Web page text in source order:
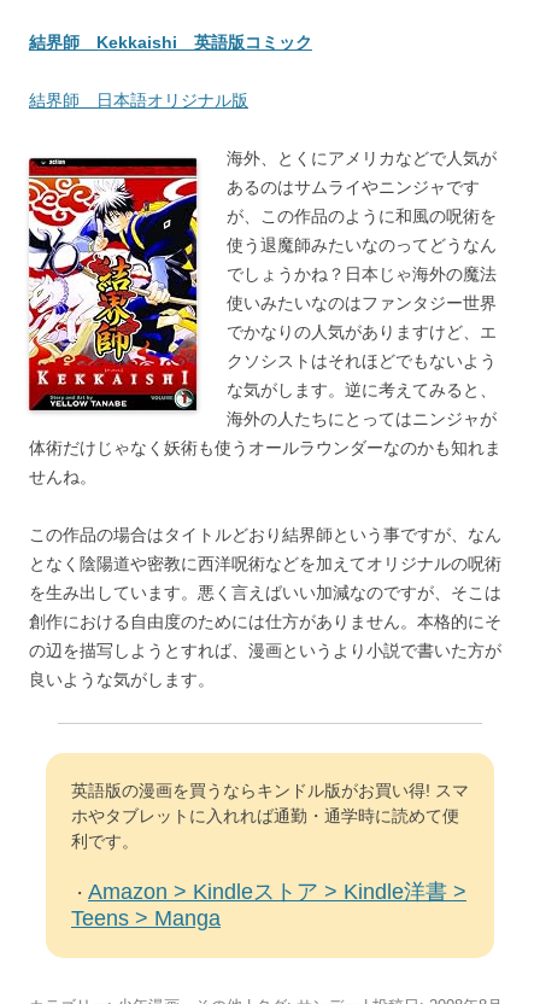
結界師 Kekkaishi 英語版コミック
結界師 日本語オリジナル版
海外、とくにアメリカなどで人気が
あるのはサムライやニンジャです
が、この作品のように和風の呪術を
使う退魔師みたいなのってどうなん
でしょうかね？日本じゃ海外の魔法
使いみたいなのはファンタジー世界
でかなりの人気がありますけど、エ
クソシストはそれほどでもないよう
な気がします。逆に考えてみると、
海外の人たちにとってはニンジャが
体術だけじゃなく妖術も使うオールラウンダーなのかも知れま
せんね。
この作品の場合はタイトルどおり結界師という事ですが、なん
となく陰陽道や密教に西洋呪術などを加えてオリジナルの呪術
を生み出しています。悪く言えばいい加減なのですが、そこは
創作における自由度のためには仕方がありません。本格的にそ
の辺を描写しようとすれば、漫画というより小説で書いた方が
良いような気がします。
英語版の漫画を買うならキンドル版がお買い得! スマ
ホやタブレットに入れれば通勤・通学時に読めて便
利です。
・ Amazon > Kindleストア > Kindle洋書 >
Teens > Manga